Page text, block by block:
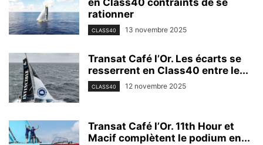
rationner
CLASS40 13 novembre 2025
Transat Café l’Or. Les écarts se
resserrent en Class40 entre le...
CLASS40 12 novembre 2025
Transat Café l’Or. 11th Hour et
Macif complètent le podium en...